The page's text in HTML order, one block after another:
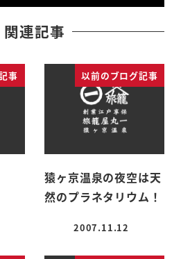
関連記事
事 以前のブログ記事
猿ヶ京温泉の夜空は天
然のプラネタリウム！
投稿日
2007.11.12